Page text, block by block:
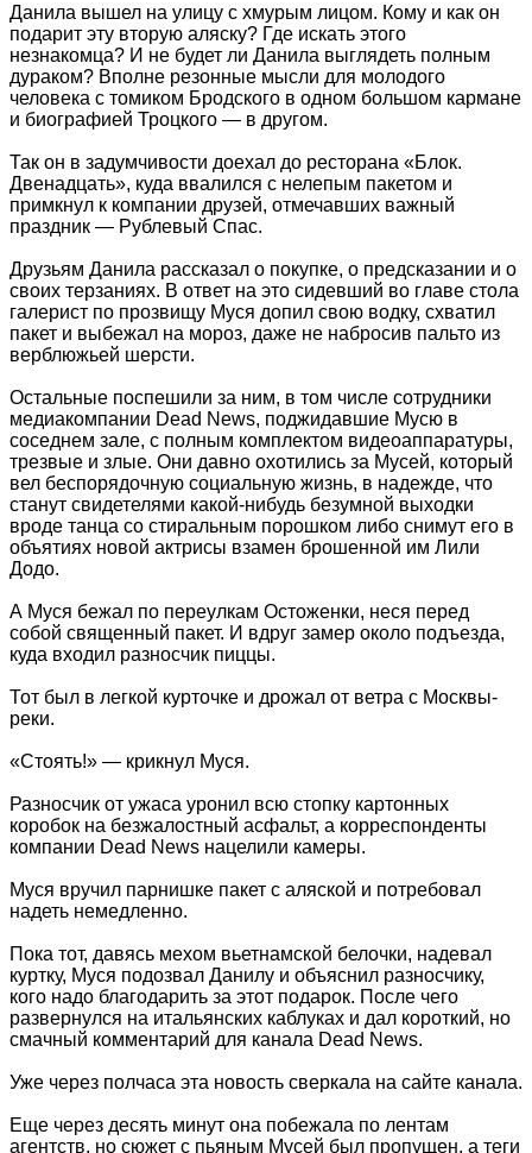
Данила вышел на улицу с хмурым лицом. Кому и как он
подарит эту вторую аляску? Где искать этого
незнакомца? И не будет ли Данила выглядеть полным
дураком? Вполне резонные мысли для молодого
человека с томиком Бродского в одном большом кармане
и биографией Троцкого — в другом.
Так он в задумчивости доехал до ресторана «Блок.
Двенадцать», куда ввалился с нелепым пакетом и
примкнул к компании друзей, отмечавших важный
праздник — Рублевый Спас.
Друзьям Данила рассказал о покупке, о предсказании и о
своих терзаниях. В ответ на это сидевший во главе стола
галерист по прозвищу Муся допил свою водку, схватил
пакет и выбежал на мороз, даже не набросив пальто из
верблюжьей шерсти.
Остальные поспешили за ним, в том числе сотрудники
медиакомпании Dead News, поджидавшие Мусю в
соседнем зале, с полным комплектом видеоаппаратуры,
трезвые и злые. Они давно охотились за Мусей, который
вел беспорядочную социальную жизнь, в надежде, что
станут свидетелями какой-нибудь безумной выходки
вроде танца со стиральным порошком либо снимут его в
объятиях новой актрисы взамен брошенной им Лили
Додо.
А Муся бежал по переулкам Остоженки, неся перед
собой священный пакет. И вдруг замер около подъезда,
куда входил разносчик пиццы.
Тот был в легкой курточке и дрожал от ветра с Москвы-
реки.
«Стоять!» — крикнул Муся.
Разносчик от ужаса уронил всю стопку картонных
коробок на безжалостный асфальт, а корреспонденты
компании Dead News нацелили камеры.
Муся вручил парнишке пакет с аляской и потребовал
надеть немедленно.
Пока тот, давясь мехом вьетнамской белочки, надевал
куртку, Муся подозвал Данилу и объяснил разносчику,
кого надо благодарить за этот подарок. После чего
развернулся на итальянских каблуках и дал короткий, но
смачный комментарий для канала Dead News.
Уже через полчаса эта новость сверкала на сайте канала.
Еще через десять минут она побежала по лентам
агентств, но сюжет с пьяным Мусей был пропущен, а теги